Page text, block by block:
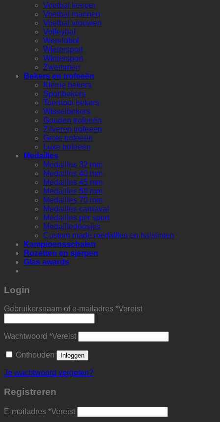
Voetbal keeper
Voetbal mannen
Voetbal vrouwen
Volleybal
Wereldbol
Wielersport
Wintersport
Zwemmen
Bekers en trofeeën
Kleine bekers
Sportbekers
Toernooi bekers
Wisselbekers
Gouden trofeeën
Zilveren trofeeën
Grote trofeeën
Luxe trofeeën
Medailles
Medailles 32 mm
Medailles 40 mm
Medailles 45 mm
Medailles 50 mm
Medailles 70 mm
Medailles carnaval
Medailles per sport
Medailledoosjes
Custom made medailles en halslinten
Kampioensschalen
Rozetten en sjerpen
Glas awards
Login
Gebruikersnaam of e-mailadres *Vereist
Wachtwoord *Vereist
Onthouden Inloggen
Je wachtwoord vergeten?
Registreren
E-mailadres *Vereist